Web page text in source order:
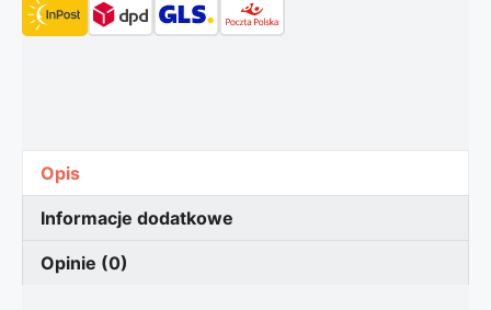
Opis
Informacje dodatkowe
Opinie (0)